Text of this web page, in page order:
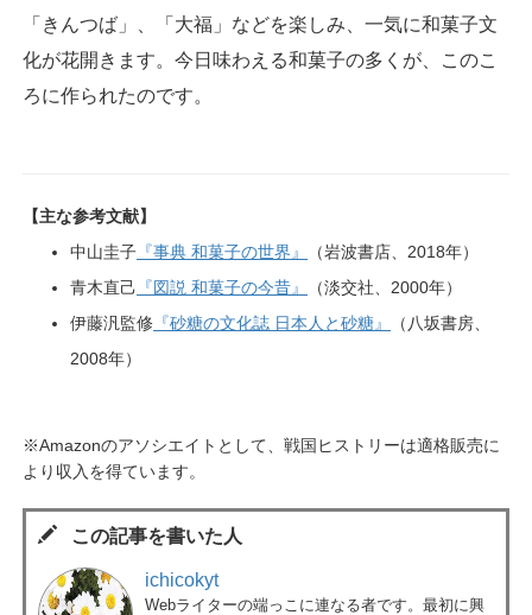
「きんつば」、「大福」などを楽しみ、一気に和菓子文
化が花開きます。今日味わえる和菓子の多くが、このこ
ろに作られたのです。
【主な参考文献】
中山圭子 『事典 和菓子の世界』
（岩波書店、2018年）
青木直己 『図説 和菓子の今昔』
（淡交社、2000年）
伊藤汎監修 『砂糖の文化誌 日本人と砂糖』
（八坂書房、
2008年）
※Amazonのアソシエイトとして、戦国ヒストリーは適格販売に
より収入を得ています。
この記事を書いた人
ichicokyt
Webライターの端っこに連なる者です。最初に興